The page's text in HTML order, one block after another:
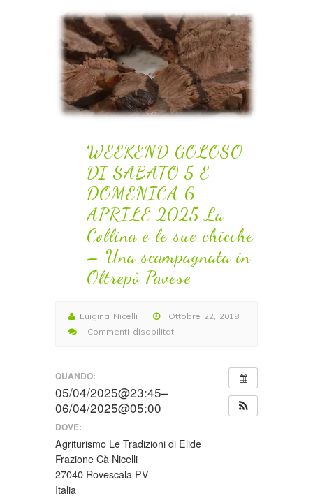
scampagnata in Oltrepò
Pavese
Home >>
WEEKEND GOLOSO DI SABATO 5 E
DOMENICA 6 APRILE 2025 La Collina e le sue
chicche – Una scampagnata in Oltrepò
Pavese
WEEKEND GOLOSO
DI SABATO 5 E
DOMENICA 6
APRILE 2025 La
Collina e le sue chicche
– Una scampagnata in
Oltrepò Pavese
Luigina Nicelli
Ottobre 22, 2018
Commenti disabilitati
GOLOSO
DI
SABATO
5
E
DOMENICA
6
APRILE
QUANDO:
05/04/2025@23:45–
06/04/2025@05:00
DOVE:
Agriturismo Le Tradizioni di Elide
Frazione Cà Nicelli
27040 Rovescala PV
Italia